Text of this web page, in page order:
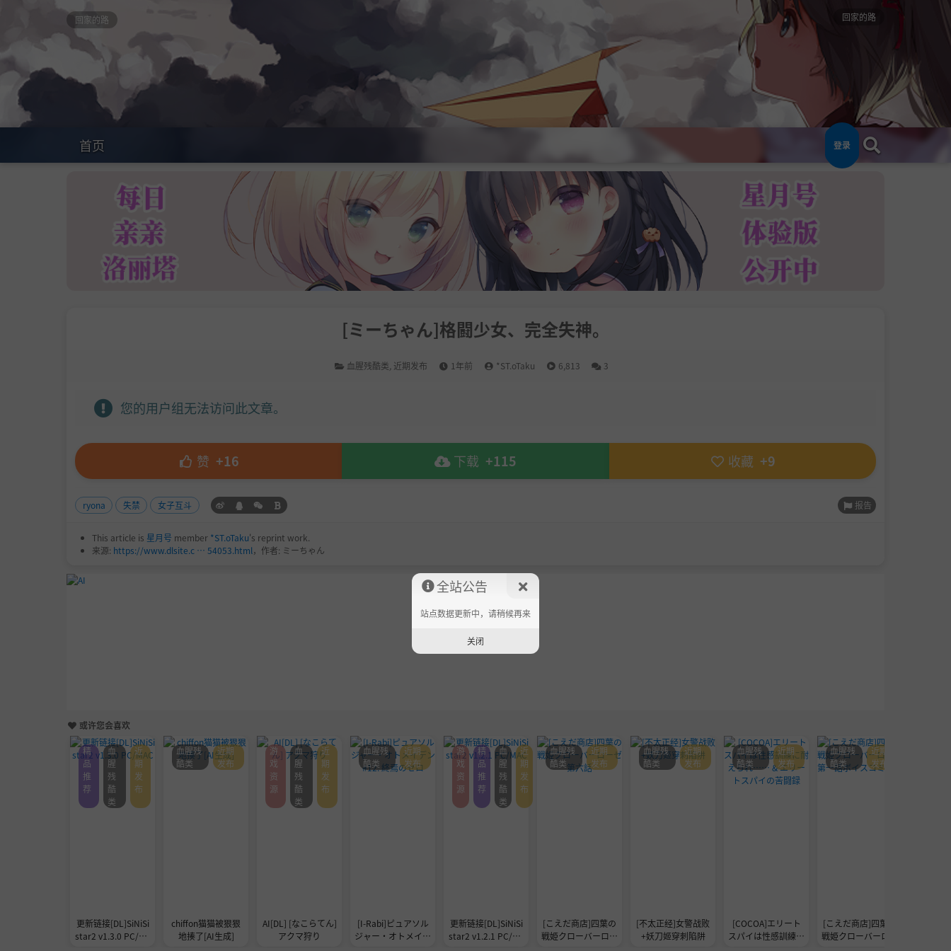
回家的路 回家的路
首页 登录
[ミーちゃん]格闘少女、完全失神。
血腥残酷类 近期发布 1年前 *ST.oTaku 6,813 3
您的用户组无法访问此文章。
赞 +16 下载 +115 收藏 +9
ryona 失禁 女子互斗 报告
This article is 星月号 member *ST.oTaku's reprint work.
来源: https://www.dlsite.c … 54053.html，作者: ミーちゃん
或许您会喜欢
更新链接[DL]SiNiSi
star2 v1.3.0 PC/MA
精
品
推
荐
血
腥
残
酷
类
近
期
发
布
chiffon猫猫被狠狠
地揍了[AI生成]
血腥残
酷类
近期
发布
AI[DL] [なこらてん]
アクマ狩り
游
戏
资
源
血
腥
残
酷
类
近
期
发
布
[I-Rabi]ピュアソル
ジャー・オトメイデ
血腥残
酷类
近期
发布
更新链接[DL]SiNiSi
star2 v1.2.1 PC/MA
游
戏
资
源
精
品
推
荐
血
腥
残
酷
类
近
期
发
布
[こえだ商店]四葉の
戦姫クローバーロー
血腥残
酷类
近期
发布
[不太正经]女警战败
+妖刀姬穿刺陷阱
血腥残
酷类
近期
发布
[COCOA]エリート
スパイは性感訓練に
血腥残
酷类
近期
发布
[こえだ商店]四葉の
戦姫クローバーロー
血腥残
酷类
近期
发布
全站公告
站点数据更新中，请稍候再来
关闭